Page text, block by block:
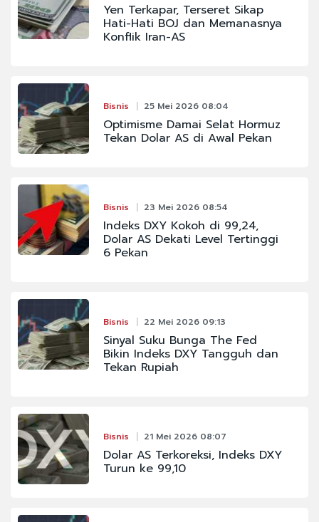
Yen Terkapar, Terseret Sikap
Hati-Hati BOJ dan Memanasnya
Konflik Iran-AS
Bisnis 25 Mei 2026 08:04
Optimisme Damai Selat Hormuz
Tekan Dolar AS di Awal Pekan
Bisnis 23 Mei 2026 08:54
Indeks DXY Kokoh di 99,24,
Dolar AS Dekati Level Tertinggi
6 Pekan
Bisnis 22 Mei 2026 09:13
Sinyal Suku Bunga The Fed
Bikin Indeks DXY Tangguh dan
Tekan Rupiah
Bisnis 21 Mei 2026 08:07
Dolar AS Terkoreksi, Indeks DXY
Turun ke 99,10